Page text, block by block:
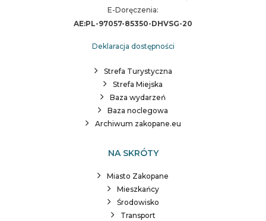
E-Doręczenia:
AE:PL-97057-85350-DHVSG-20
Deklaracja dostępności
Strefa Turystyczna
Strefa Miejska
Baza wydarzeń
Baza noclegowa
Archiwum zakopane.eu
NA SKRÓTY
Miasto Zakopane
Mieszkańcy
Środowisko
Transport